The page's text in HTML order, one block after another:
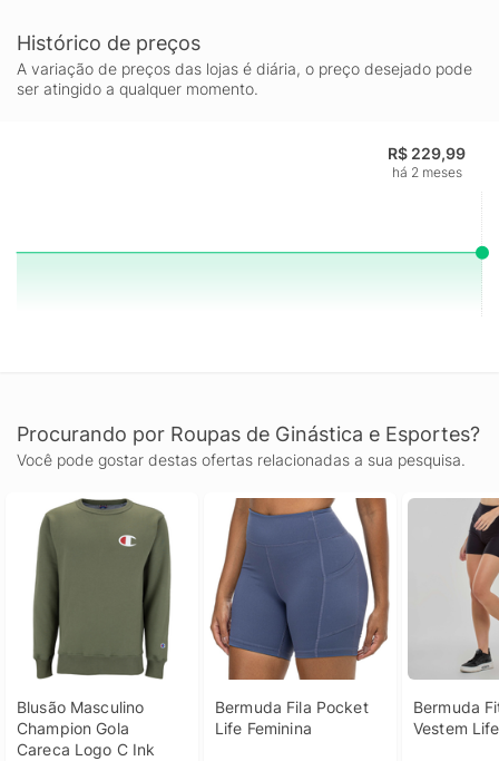
Histórico de preços
A variação de preços das lojas é diária, o preço desejado pode
ser atingido a qualquer momento.
R$ 229,99
há 2 meses
Procurando por Roupas de Ginástica e Esportes?
Você pode gostar destas ofertas relacionadas a sua pesquisa.
Blusão Masculino
Champion Gola
Careca Logo C Ink
Bermuda Fila Pocket
Life Feminina
Bermuda
Vestem